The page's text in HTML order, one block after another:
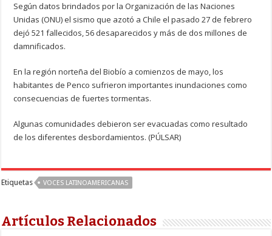
Según datos brindados por la Organización de las Naciones
Unidas (ONU) el sismo que azotó a Chile el pasado 27 de febrero
dejó 521 fallecidos, 56 desaparecidos y más de dos millones de
damnificados.
En la región norteña del Biobío a comienzos de mayo, los
habitantes de Penco sufrieron importantes inundaciones como
consecuencias de fuertes tormentas.
Algunas comunidades debieron ser evacuadas como resultado
de los diferentes desbordamientos. (PÚLSAR)
Etiquetas VOCES LATINOAMERICANAS
Artículos Relacionados